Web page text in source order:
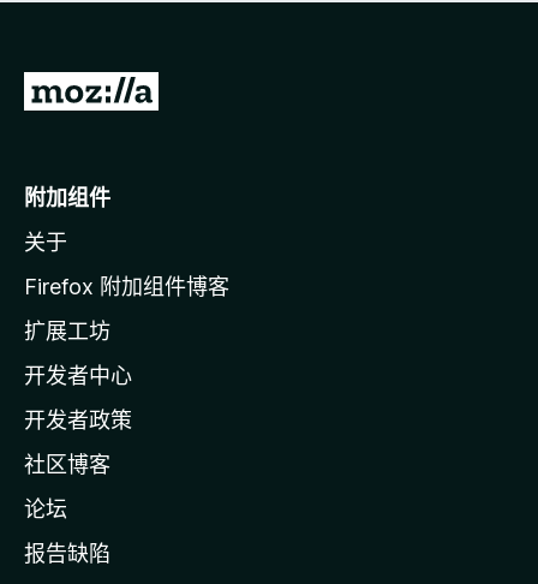
无
转
o
i
l
a
主
页
附加组件
关于
Firefox 附加组件博客
扩展工坊
开发者中心
开发者政策
社区博客
论坛
报告缺陷